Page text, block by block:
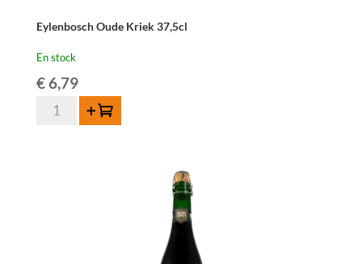
Eylenbosch Oude Kriek 37,5cl
En stock
€6,79
quantité
Ajouter au panier